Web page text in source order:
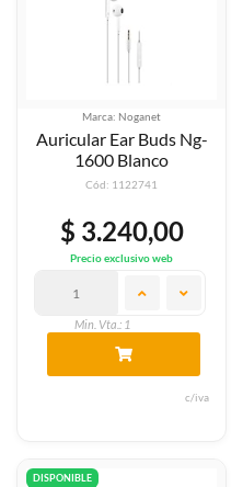
Marca: Noganet
Auricular Ear Buds Ng-
1600 Blanco
Cód: 1122741
$ 3.240,00
Precio exclusivo web
Min. Vta.: 1
c/iva
DISPONIBLE